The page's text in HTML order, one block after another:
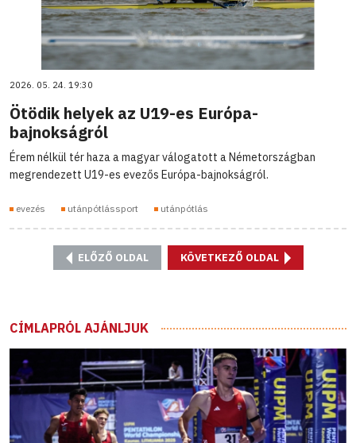
2026. 05. 24. 19:30
Ötödik helyek az U19-es Európa-
bajnokságról
Érem nélkül tér haza a magyar válogatott a Németországban
megrendezett U19-es evezős Európa-bajnokságról.
evezés utánpótlássport utánpótlás
ELŐZŐ OLDAL KÖVETKEZŐ OLDAL
CÍMLAPRÓL AJÁNLJUK